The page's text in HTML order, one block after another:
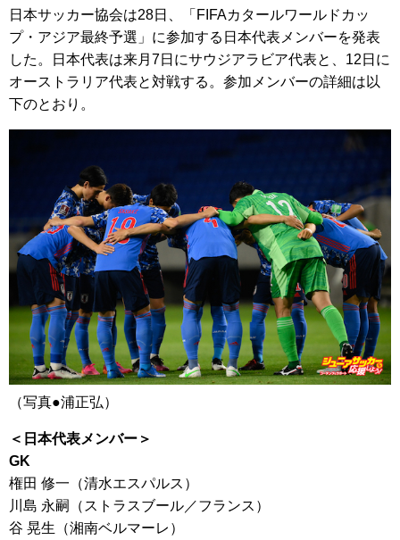
日本サッカー協会は28日、「FIFAカタールワールドカッ
プ・アジア最終予選」に参加する日本代表メンバーを発表
した。日本代表は来月7日にサウジアラビア代表と、12日に
オーストラリア代表と対戦する。参加メンバーの詳細は以
下のとおり。
（写真●浦正弘）
＜日本代表メンバー＞
GK
権田 修一（清水エスパルス）
川島 永嗣（ストラスブール／フランス）
谷 晃生（湘南ベルマーレ）